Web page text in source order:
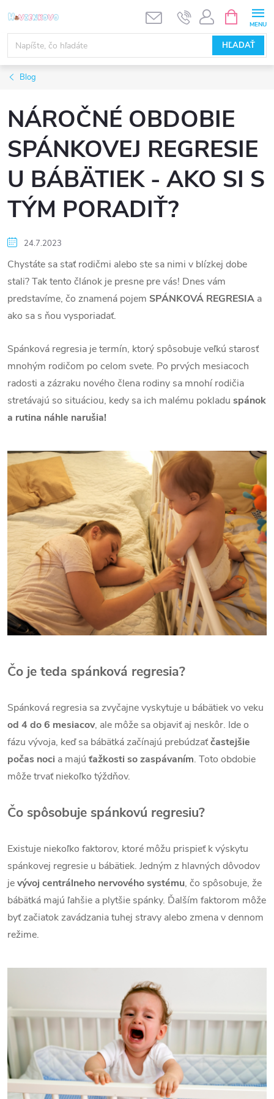
na
obsah
HĽADAŤ
KOŠÍK
Blog
NÁROČNÉ OBDOBIE
SPÁNKOVEJ REGRESIE
U BÁBÄTIEK - AKO SI S
TÝM PORADIŤ?
24.7.2023
Chystáte sa stať rodičmi alebo ste sa nimi v blízkej dobe
stali? Tak tento článok je presne pre vás! Dnes vám
predstavíme, čo znamená pojem SPÁNKOVÁ REGRESIA a
ako sa s ňou vysporiadať.
Spánková regresia je termín, ktorý spôsobuje veľkú starosť
mnohým rodičom po celom svete. Po prvých mesiacoch
radosti a zázraku nového člena rodiny sa mnohí rodičia
stretávajú so situáciou, kedy sa ich malému pokladu spánok
a rutina náhle narušia!
Čo je teda spánková regresia?
Spánková regresia sa zvyčajne vyskytuje u bábätiek vo veku
od 4 do 6 mesiacov, ale môže sa objaviť aj neskôr. Ide o
fázu vývoja, keď sa bábätká začínajú prebúdzaťčastejšie
počas noci a majú ťažkosti so zaspávaním. Toto obdobie
môže trvať niekoľko týždňov.
Čo spôsobuje spánkovú regresiu?
Existuje niekoľko faktorov, ktoré môžu prispieť k výskytu
spánkovej regresie u bábätiek. Jedným z hlavných dôvodov
jevývoj centrálneho nervového systému, čo spôsobuje, že
bábätká majú ľahšie a plytšie spánky. Ďalším faktorom môže
byť začiatok zavádzania tuhej stravy alebo zmena v dennom
režime.